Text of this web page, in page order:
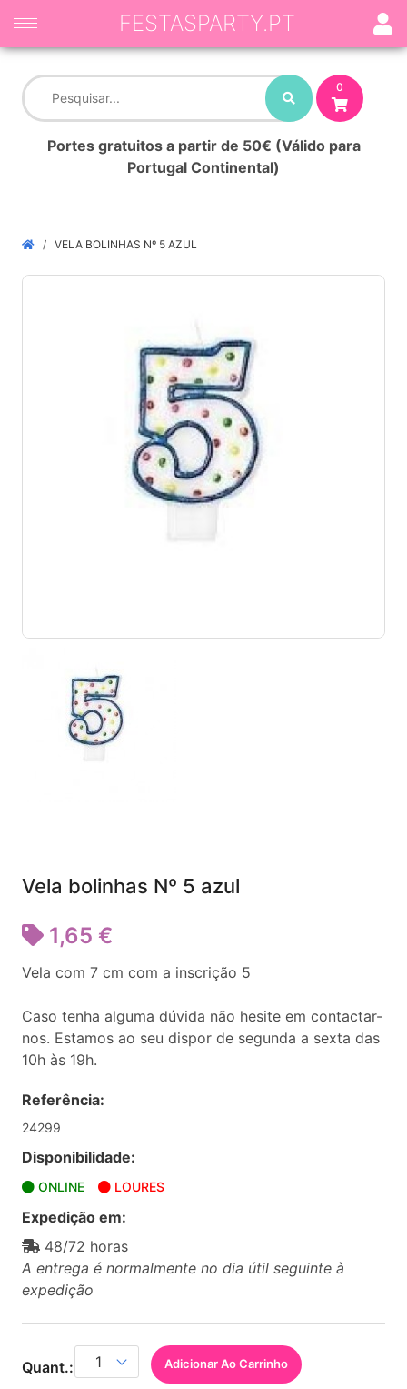
0
Portes gratuitos a partir de 50€ (Válido para
Portugal Continental)
FESTASPARTY.PT
VELA BOLINHAS Nº 5 AZUL
Vela bolinhas Nº 5 azul
1,65 €
Vela com 7 cm com a inscrição 5
Caso tenha alguma dúvida não hesite em contactar-
nos. Estamos ao seu dispor de segunda a sexta das
10h às 19h.
Referência:
24299
Disponibilidade:
ONLINE LOURES
Expedição em:
48/72 horas
A entrega é normalmente no dia útil seguinte à
expedição
Quant.: Adicionar Ao Carrinho